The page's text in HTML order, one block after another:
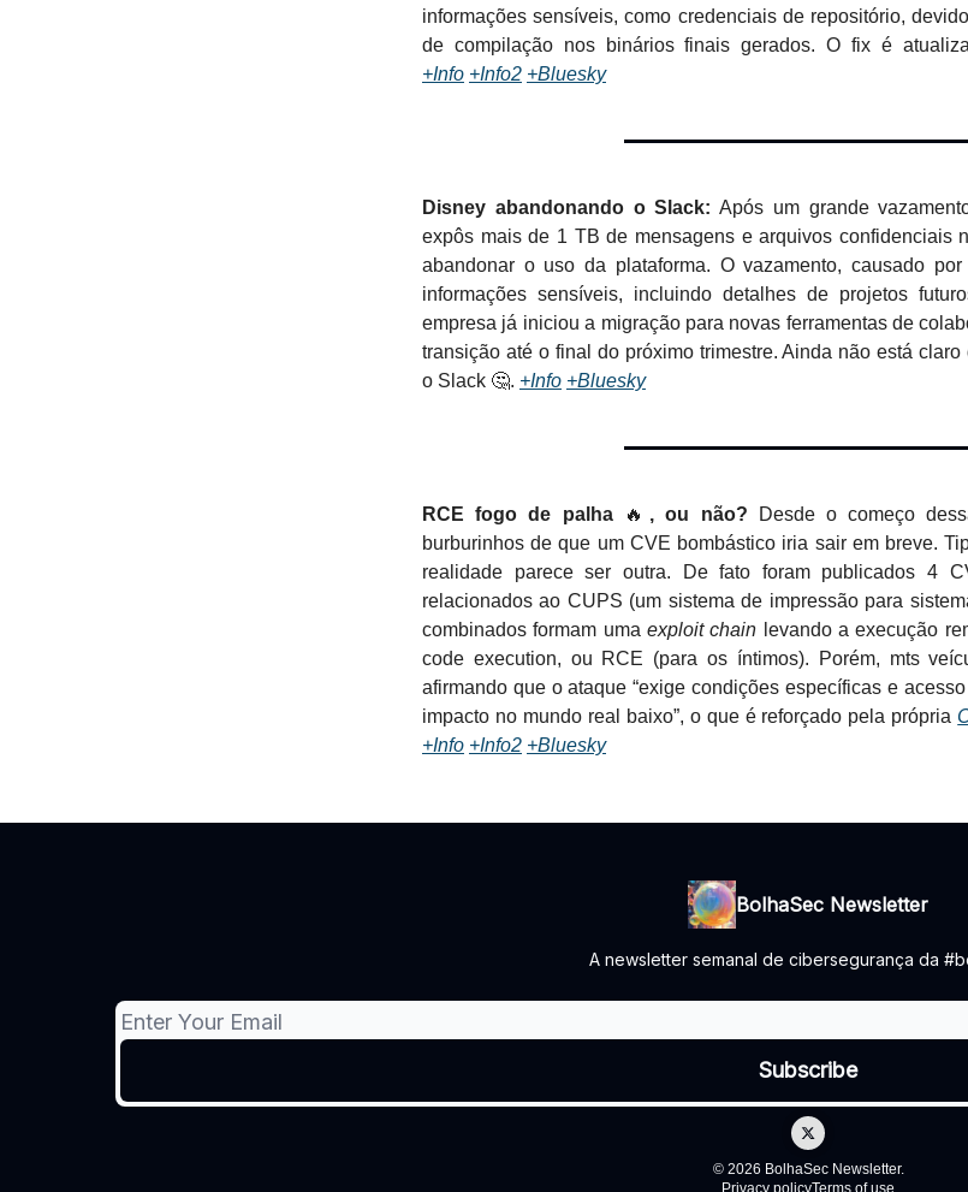
informações sensíveis, como credenciais de repositório,
de compilação nos binários finais gerados. O fix é
+Info +Info2 +Bluesky
Disney abandonando o Slack: Após um grande
expôs mais de 1 TB de mensagens e arquivos confidenciais
abandonar o uso da plataforma. O vazamento, causado por
informações sensíveis, incluindo detalhes de projetos
empresa já iniciou a migração para novas ferramentas de
transição até o final do próximo trimestre. Ainda não está
o Slack 🤔. +Info +Bluesky
RCE fogo de palha 🔥 , ou não? Desde o começo
burburinhos de que um CVE bombástico iria sair em breve.
realidade parece ser outra. De fato foram publicados 4
relacionados ao CUPS (um sistema de impressão para
combinados formam uma exploit chain levando a execução
code execution, ou RCE (para os íntimos). Porém, mts
afirmando que o ataque “exige condições específicas e
impacto no mundo real baixo”, o que é reforçado pela própria
+Info +Info2 +Bluesky
BolhaSec Newsletter
A newsletter semanal de cibersegurança da
© 2026 BolhaSec Newsletter.